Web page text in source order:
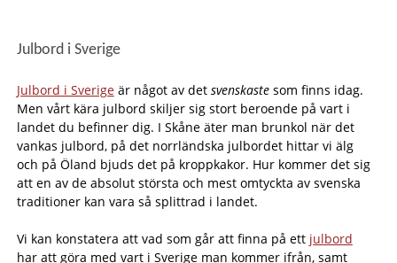
Julbord i Sverige
Julbord i Sverigeär något av det svenskastesom finns idag.
Men vårt kära julbord skiljer sig stort beroende på vart i
landet du befinner dig. I Skåne äter man brunkol när det
vankas julbord, på det norrländska julbordet hittar vi älg
och på Öland bjuds det på kroppkakor. Hur kommer det sig
att en av de absolut största och mest omtyckta av svenska
traditioner kan vara så splittrad i landet.
Vi kan konstatera att vad som går att finna på ett julbord
har att göra med vart i Sverige man kommer ifrån, samt